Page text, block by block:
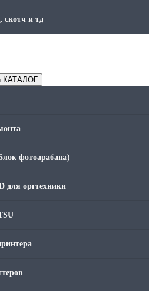
скотч и тд
КАТАЛОГ
фотоарабана)
для оргтехники